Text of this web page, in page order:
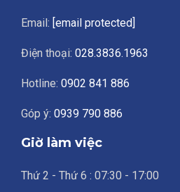
Email: [email protected]
Điện thoại: 028.3836.1963
Hotline: 0902 841 886
Góp ý: 0939 790 886
Giờ làm việc
Thứ 2 - Thứ 6 : 07:30 - 17:00